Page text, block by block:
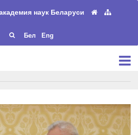
наук Беларуси
Бел Eng